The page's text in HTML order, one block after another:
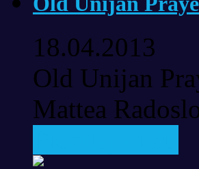
18.04.2013
Old Unijan
Mattea